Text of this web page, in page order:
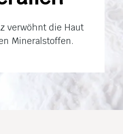
verwöhnt die Haut
Mineralstoffen.